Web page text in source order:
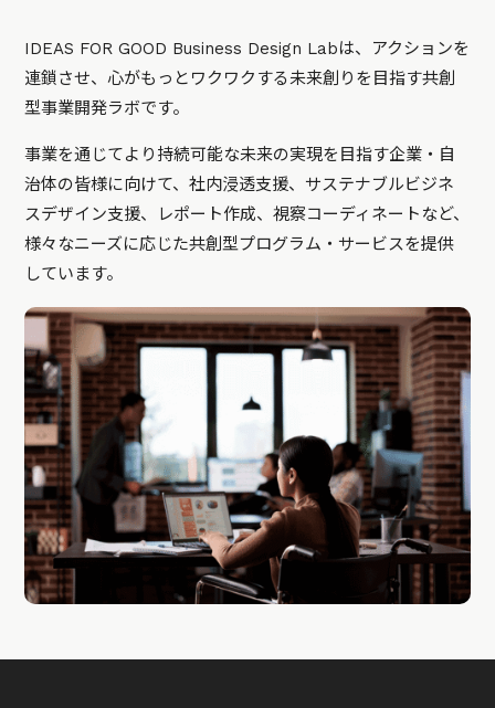
IDEAS FOR GOOD Business Design Labは、アクションを
連鎖させ、心がもっとワクワクする未来創りを目指す共創
型事業開発ラボです。
事業を通じてより持続可能な未来の実現を目指す企業・自
治体の皆様に向けて、社内浸透支援、サステナブルビジネ
スデザイン支援、レポート作成、視察コーディネートなど、
様々なニーズに応じた共創型プログラム・サービスを提供
しています。